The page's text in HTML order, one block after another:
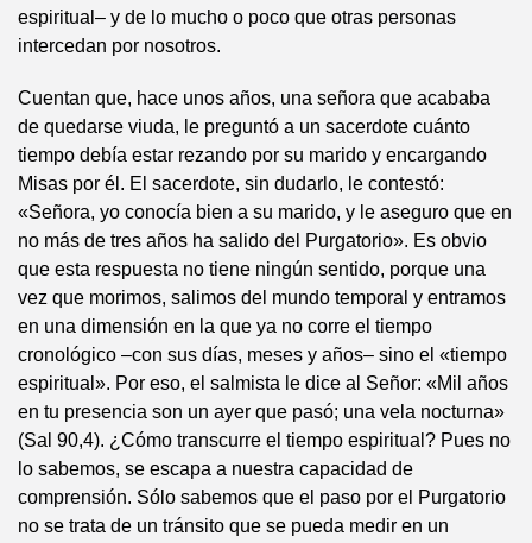
espiritual– y de lo mucho o poco que otras personas
intercedan por nosotros.
Cuentan que, hace unos años, una señora que acababa
de quedarse viuda, le preguntó a un sacerdote cuánto
tiempo debía estar rezando por su marido y encargando
Misas por él. El sacerdote, sin dudarlo, le contestó:
«Señora, yo conocía bien a su marido, y le aseguro que en
no más de tres años ha salido del Purgatorio». Es obvio
que esta respuesta no tiene ningún sentido, porque una
vez que morimos, salimos del mundo temporal y entramos
en una dimensión en la que ya no corre el tiempo
cronológico –con sus días, meses y años– sino el «tiempo
espiritual». Por eso, el salmista le dice al Señor: «Mil años
en tu presencia son un ayer que pasó; una vela nocturna»
(Sal 90,4). ¿Cómo transcurre el tiempo espiritual? Pues no
lo sabemos, se escapa a nuestra capacidad de
comprensión. Sólo sabemos que el paso por el Purgatorio
no se trata de un tránsito que se pueda medir en un